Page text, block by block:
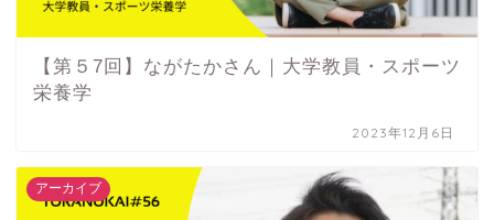
【第５7回】ながたかさん｜大学教員・スポーツ
栄養学
2023年12月6日
アーカイブ